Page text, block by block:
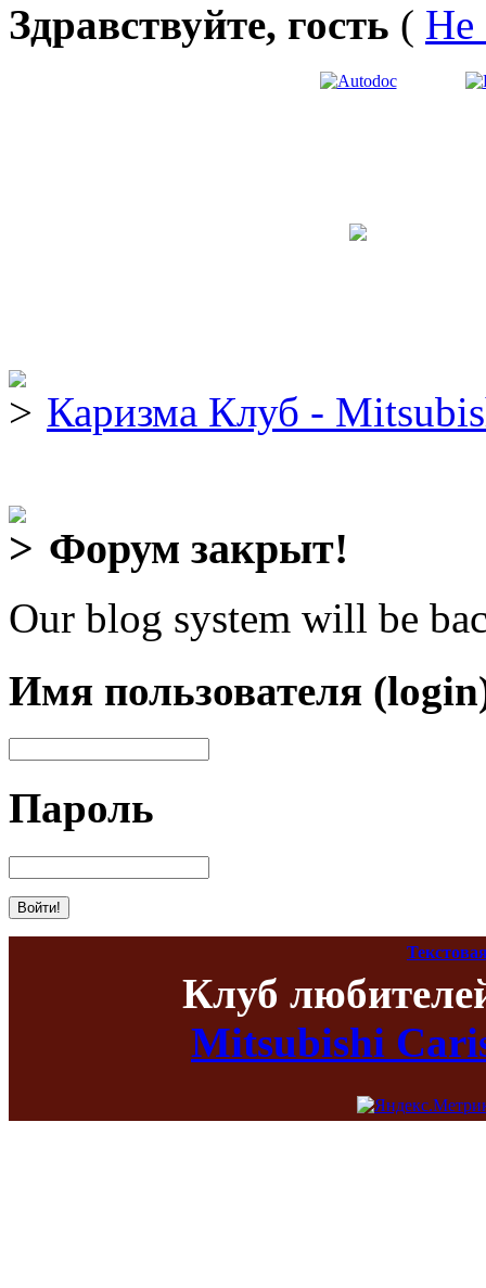
Здравствуйте, гость ( Не
Каризма Клуб -
Форум закрыт!
Our blog system will be
Имя пользователя
Пароль
Клуб
Mitsubishi